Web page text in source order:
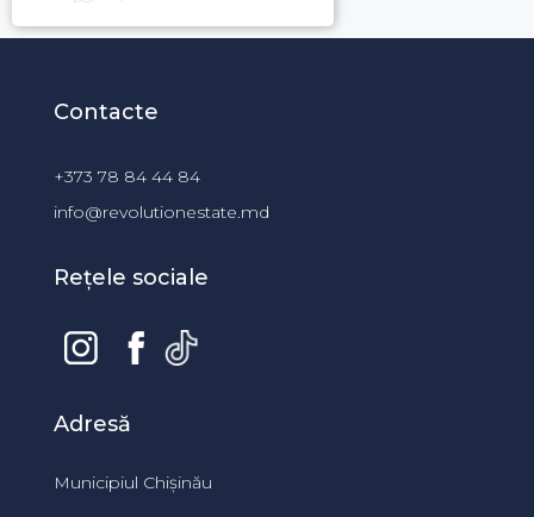
Contacte
+373 78 84 44 84
info@revolutionestate.md
Rețele sociale
Adresă
Municipiul Chișinău